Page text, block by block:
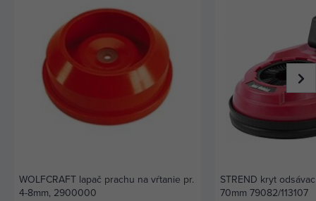
WOLFCRAFT lapač prachu na vŕtanie pr.
4-8mm, 2900000
STREND kryt
70mm 79082/113107